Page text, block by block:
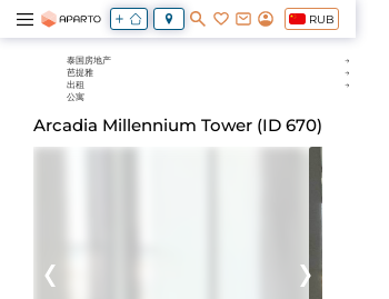
RUB
泰国房地产
芭提雅
出租
公寓
Arcadia Millennium Tower (ID 670)